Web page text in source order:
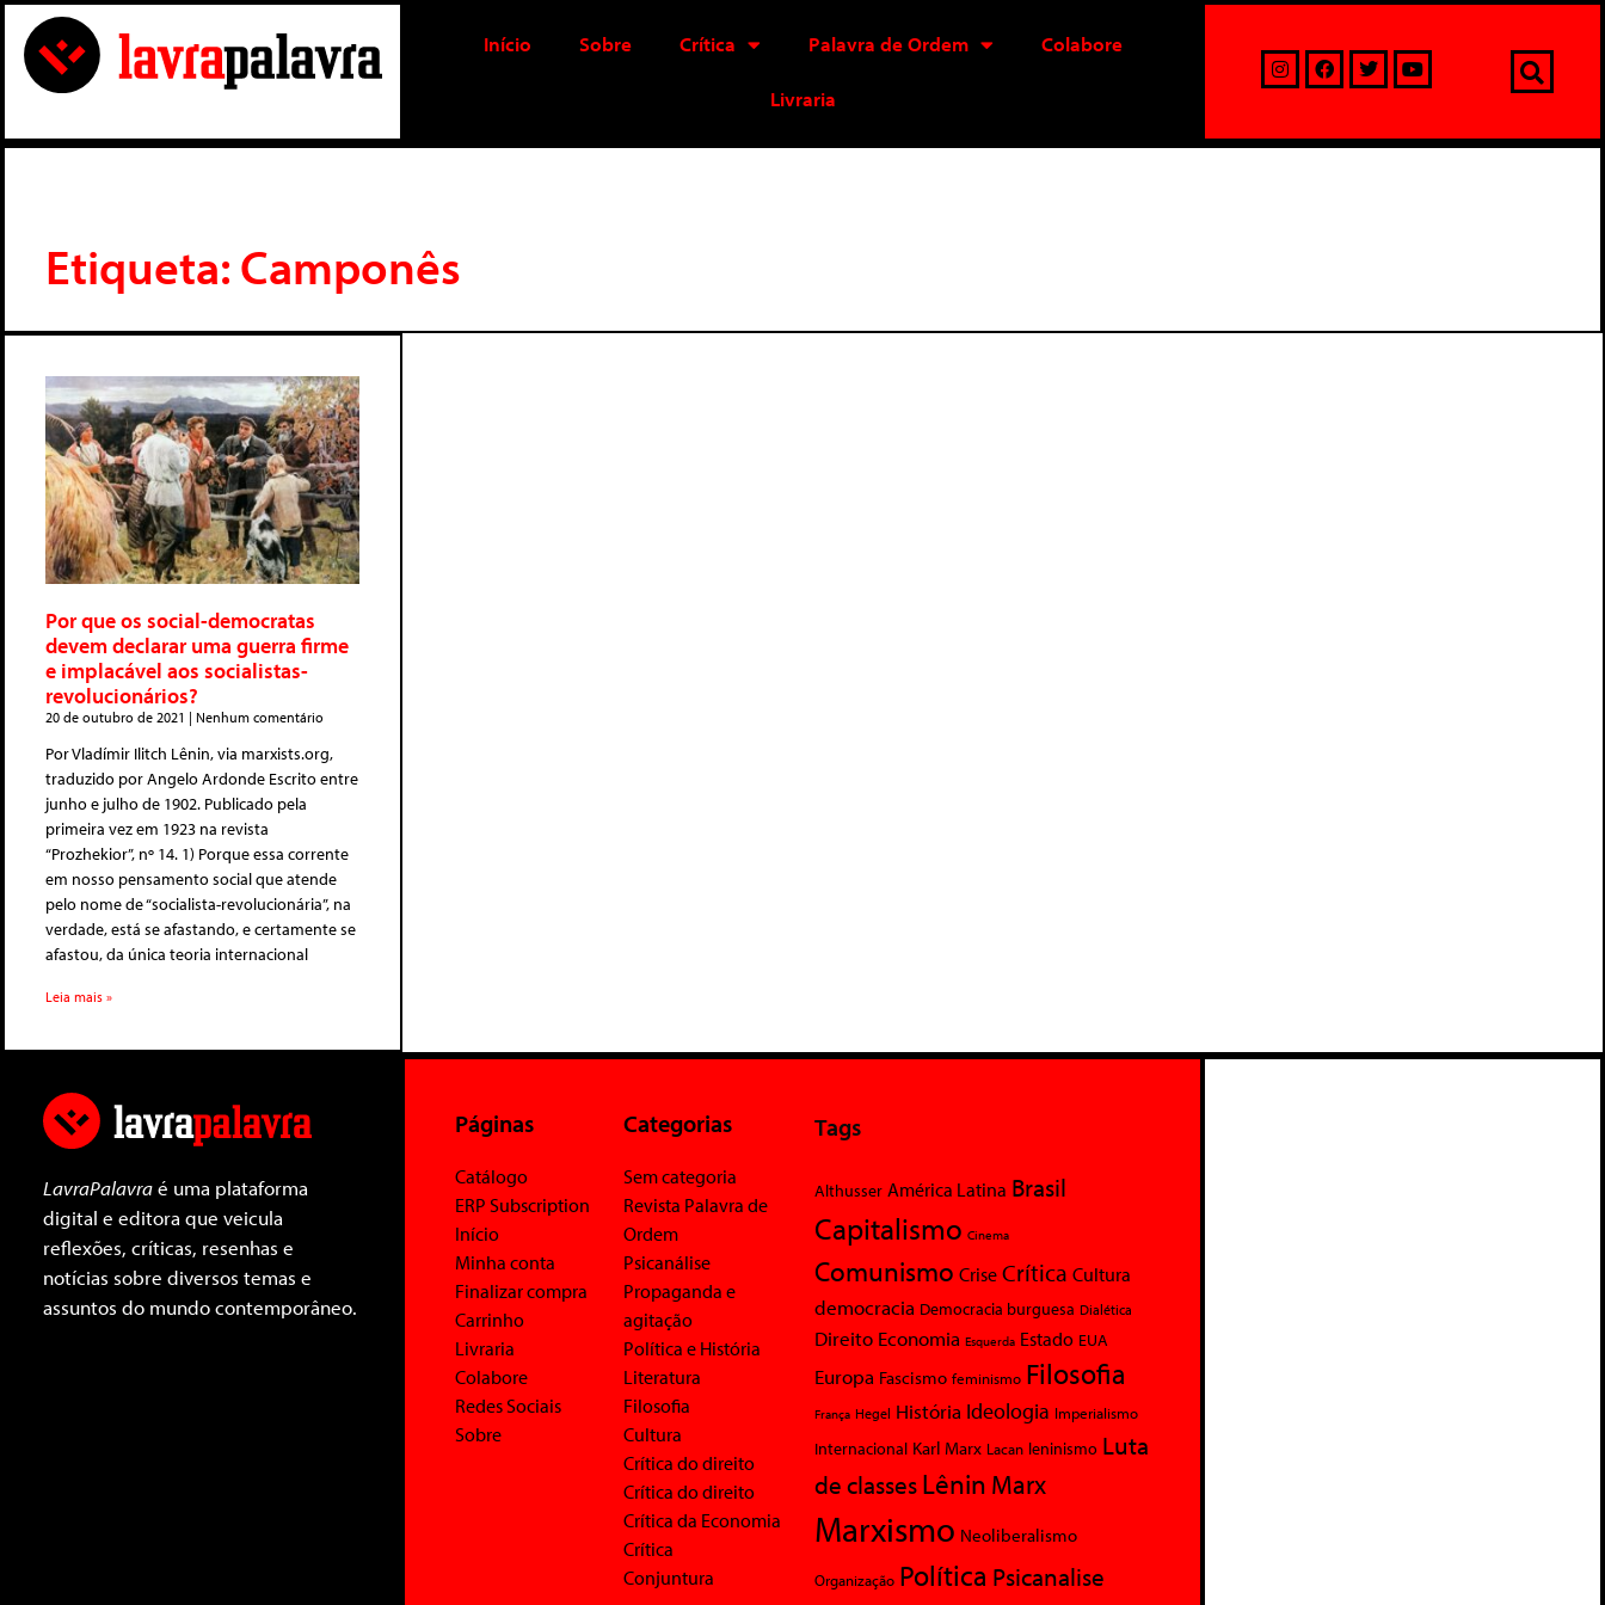
Início Sobre Crítica Palavra de Ordem Colabore
Livraria
Etiqueta: Camponês
Por que os social-democratas
devem declarar uma guerra firme
e implacável aos socialistas-
revolucionários?
20 de outubro de 2021 Nenhum comentário
Por Vladímir Ilitch Lênin, via marxists.org,
traduzido por Angelo Ardonde Escrito entre
junho e julho de 1902. Publicado pela
primeira vez em 1923 na revista
“Prozhekior”, nº 14. 1) Porque essa corrente
em nosso pensamento social que atende
pelo nome de “socialista-revolucionária”, na
verdade, está se afastando, e certamente se
afastou, da única teoria internacional
Leia mais »
LavraPalavraé uma plataforma
digital e editora que veicula
reflexões, críticas, resenhas e
notícias sobre diversos temas e
assuntos do mundo contemporâneo.
Páginas
Catálogo
ERP Subscription
Início
Minha conta
Finalizar compra
Carrinho
Livraria
Colabore
Redes Sociais
Sobre
Categorias
Sem categoria
Revista Palavra de
Ordem
Psicanálise
Propaganda e
agitação
Política e História
Literatura
Filosofia
Cultura
Crítica do direito
Crítica do direito
Crítica da Economia
Crítica
Conjuntura
Tags
Althusser América Latina Brasil
Capitalismo Cinema
Comunismo Crise Crítica Cultura
democracia Democracia burguesa Dialética
Direito Economia Esquerda Estado EUA
Europa Fascismo feminismo Filosofia
França Hegel História Ideologia Imperialismo
Internacional Karl Marx Lacan leninismo Luta
de classesLênin Marx
Marxismo Neoliberalismo
Organização Política Psicanalise